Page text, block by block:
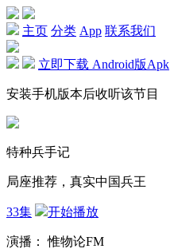
主页 分类 App 联系我们
立即下载 Android版Apk
安装手机版本后收听该节目
特种兵手记
局座推荐，真实中国兵王
33集 开始播放
演播： 惟物论FM